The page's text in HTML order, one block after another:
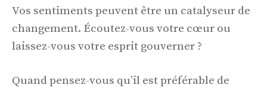
Vos sentiments peuvent être un catalyseur de
changement. Écoutez-vous votre cœur ou
laissez-vous votre esprit gouverner ?
Quand pensez-vous qu’il est préférable de